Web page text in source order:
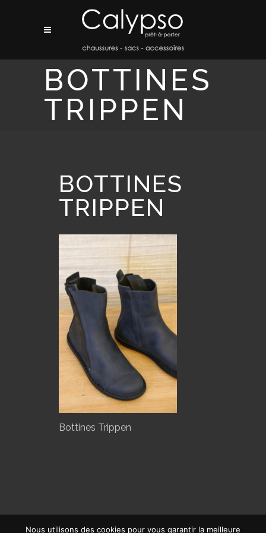
BOTTINES
TRIPPEN
BOTTINES
TRIPPEN
Bottines Trippen
Nous utilisons des cookies pour vous garantir la meilleure